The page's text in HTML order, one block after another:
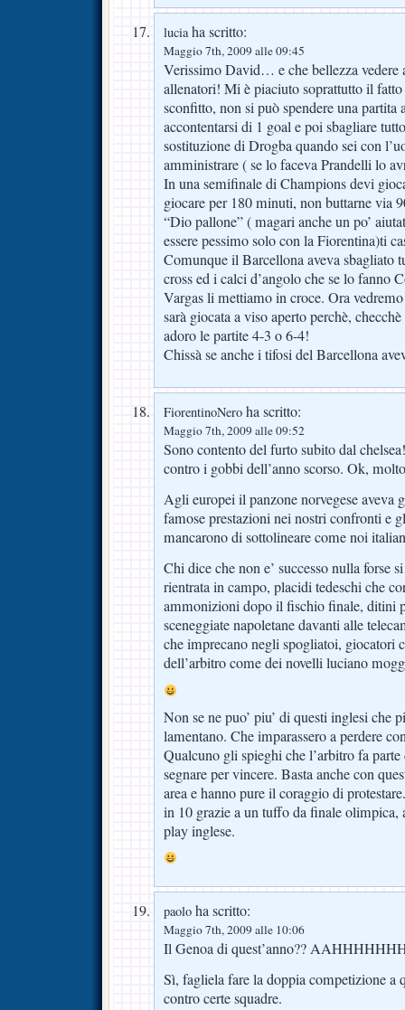
luciaha scritto:
Maggio 7th, 2009 alle 09:45
Verissimo David… e che bellezza vedere
allenatori! Mi è piaciuto soprattutto il fatto
sconfitto, non si può spendere una partita
accontentarsi di 1 goal e poi sbagliare
sostituzione di Drogba quando sei con
amministrare ( se lo faceva Prandelli lo
In una semifinale di Champions devi
giocare per 180 minuti, non buttarne via
“Dio pallone” ( magari anche un po’
essere pessimo solo con la Fiorentina)ti
Comunque il Barcellona aveva sbagliato
cross ed i calci d’angolo che se lo fanno
Vargas li mettiamo in croce. Ora
sarà giocata a viso aperto perchè,
adoro le partite 4-3 o 6-4!
Chissà se anche i tifosi del Barcellona
FiorentinoNero ha scritto:
Maggio 7th, 2009 alle 09:52
Sono contento del furto subito dal
contro i gobbi dell’anno scorso. Ok,
Agli europei il panzone norvegese aveva
famose prestazioni nei nostri confronti e
mancarono di sottolineare come noi
Chi dice che non e’ successo nulla forse
rientrata in campo, placidi tedeschi che
ammonizioni dopo il fischio finale, ditini
sceneggiate napoletane davanti alle
che imprecano negli spogliatoi, giocatori
dell’arbitro come dei novelli luciano
Non se ne puo’ piu’ di questi inglesi che
lamentano. Che imparassero a perdere
Qualcuno gli spieghi che l’arbitro fa
segnare per vincere. Basta anche con
area e hanno pure il coraggio di
in 10 grazie a un tuffo da finale
play inglese.
paolo ha scritto:
Maggio 7th, 2009 alle 10:06
Il Genoa di quest’anno??
Sì, fagliela fare la doppia competizione
contro certe squadre.